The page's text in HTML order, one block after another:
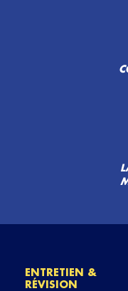
ENTRETIEN &
RÉVISION